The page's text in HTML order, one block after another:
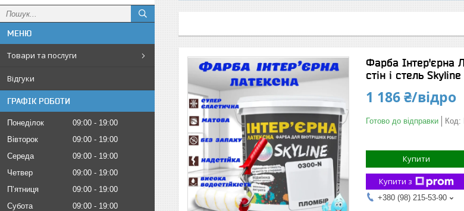
Товари та послуги
Відгуки
ГРАФІК РОБОТИ
Понеділок 09:00
19:00
Вівторок
09:00
19:00
Середа
09:00
19:00
Четвер
09:00
19:00
Пʼятниця
09:00
19:00
Субота
09:00
19:00
Фарба Інтер'єрна
стін і стель
1 186 ₴/відро
Готово до відправки Код:
Купити
Купити з
+380 (98) 215-53-90